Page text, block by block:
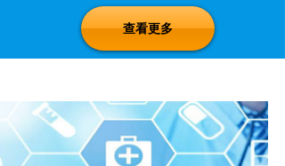
共卫生服务系统，为云南省全省上千家使用单位
提供妇幼保健与公共卫生服务信息系统支撑，
2015年，建立昆明市石林县儿童保健区域平台，
管理、孕产妇APP等功能，2018年承建嵩明，安
林儿童保健区域管理平台。
公司位于崇尚严谨、科学、求精、探索精神
查看更多
我们的优势
OUR ADVANTAGES